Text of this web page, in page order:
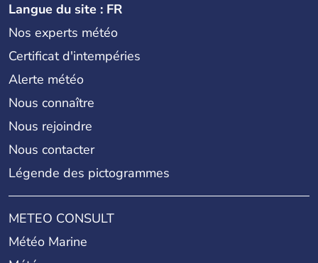
Langue du site : FR
Nos experts météo
Certificat d'intempéries
Alerte météo
Nous connaître
Nous rejoindre
Nous contacter
Légende des pictogrammes
METEO CONSULT
Météo Marine